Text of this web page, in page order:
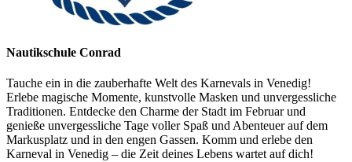
Nautikschule Conrad
Tauche ein in die zauberhafte Welt des Karnevals in Venedig!
Erlebe magische Momente, kunstvolle Masken und unvergessliche
Traditionen. Entdecke den Charme der Stadt im Februar und
genieße unvergessliche Tage voller Spaß und Abenteuer auf dem
Markusplatz und in den engen Gassen. Komm und erlebe den
Karneval in Venedig – die Zeit deines Lebens wartet auf dich!